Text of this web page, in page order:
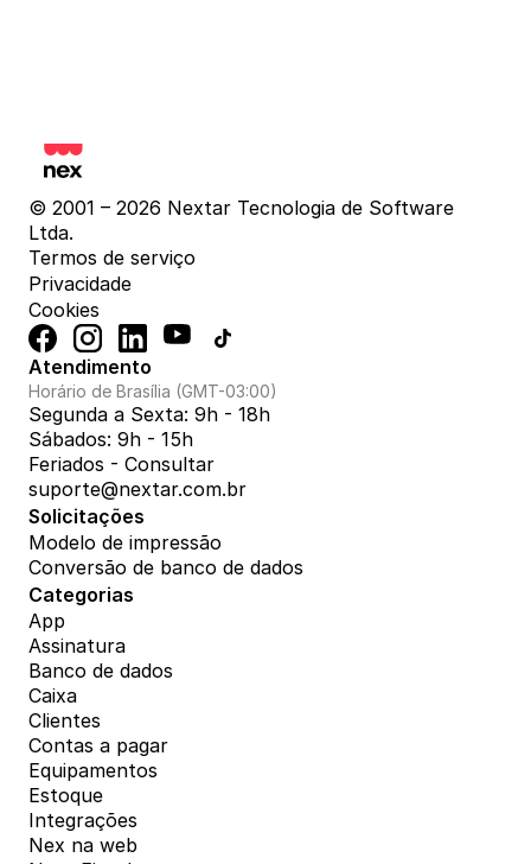
© 2001 – 2026 Nextar Tecnologia de Software
Ltda.
Termos de serviço
Privacidade
Cookies
Atendimento
Horário de Brasília (GMT-03:00)
Segunda a Sexta: 9h - 18h
Sábados: 9h - 15h
Feriados - Consultar
suporte@nextar.com.br
Solicitações
Modelo de impressão
Conversão de banco de dados
Categorias
App
Assinatura
Banco de dados
Caixa
Clientes
Contas a pagar
Equipamentos
Estoque
Integrações
Nex na web